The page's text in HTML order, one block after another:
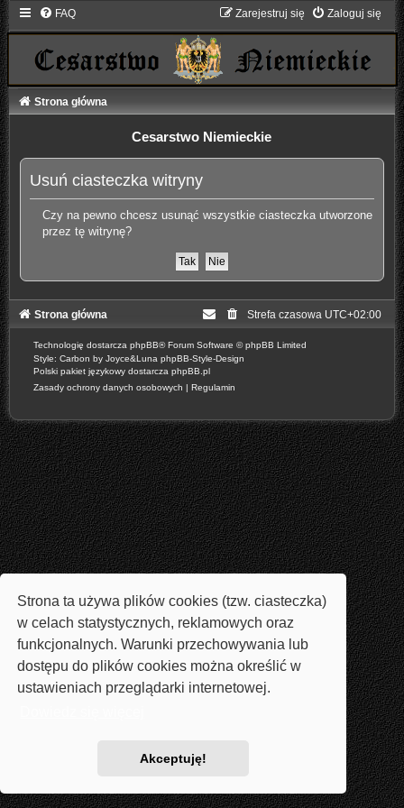
Strona ta używa plików cookies (tzw. ciasteczka)
w celach statystycznych, reklamowych oraz
funkcjonalnych. Warunki przechowywania lub
dostępu do plików cookies można określić w
ustawieniach przeglądarki internetowej.
Akceptuję!
FAQ Zaloguj się
Zarejestruj się
Strona główna
Cesarstwo Niemieckie
Usuń ciasteczka witryny
Czy na pewno chcesz usunąć wszystkie ciasteczka utworzone
przez tę witrynę?
Strona główna Strefa czasowa UTC+02:00
Technologię dostarcza phpBB® Forum Software © phpBB Limited
Style: Carbon by Joyce&Luna phpBB-Style-Design
Polski pakiet językowy dostarcza phpBB.pl
Zasady ochrony danych osobowych | Regulamin